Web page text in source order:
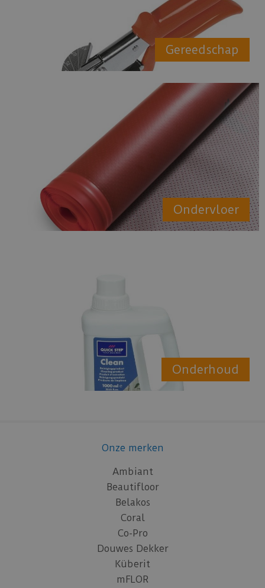
Gereedschap
Ondervloer
Onderhoud
Onze merken
Ambiant
Beautifloor
Belakos
Coral
Co-Pro
Douwes Dekker
Küberit
mFLOR